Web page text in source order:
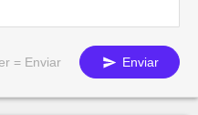
= Enviar Enviar